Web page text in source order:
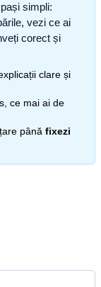
simpli:
vezi ce ai
corect și
explicații clare și
ce mai ai de
până fixezi